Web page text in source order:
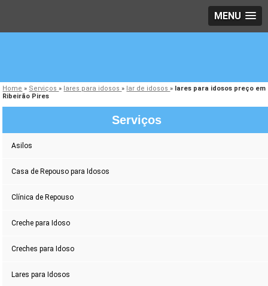
MENU
Home » Serviços» lares para idosos» lar de idosos» lares para idosos preço em
Ribeirão Pires
Serviços
Asilos
Casa de Repouso para Idosos
Clínica de Repouso
Creche para Idoso
Creches para Idoso
Lares para Idosos